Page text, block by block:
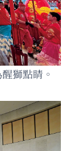
獅點睛。